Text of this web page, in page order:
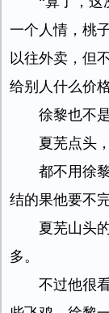
一个人情，桃
以往外卖，但
给别人什么价
徐黎也不
夏芜点头
都不用徐
结的果他要不完
夏芜山头
多。
不过他很